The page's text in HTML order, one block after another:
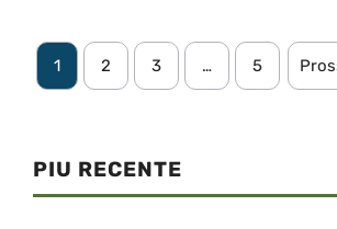
1 2 3 … 5
PIU RECENTE